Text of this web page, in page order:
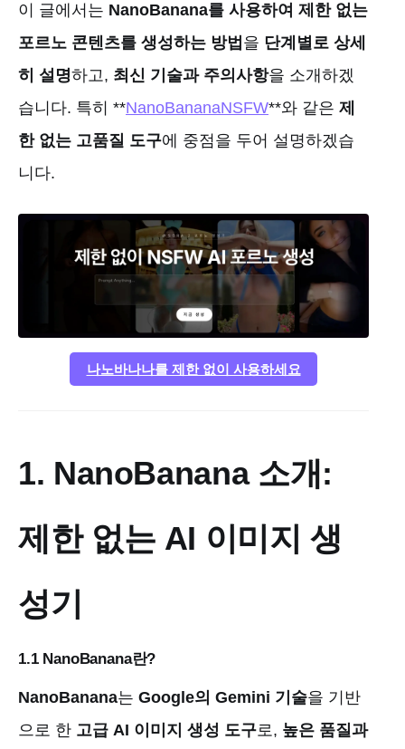
이 글에서는 NanoBanana를 사용하여 제한 없는
포르노 콘텐츠를 생성하는 방법 을 단계별로 상세
히 설명하고, 최신 기술과 주의사항을 소개하겠
습니다. 특히 **NanoBananaNSFW**와 같은 제
한 없는 고품질 도구에 중점을 두어 설명하겠습
니다.
나노바나나를 제한 없이 사용하세요
1. NanoBanana 소개:
제한 없는 AI 이미지 생
성기
1.1 NanoBanana란?
NanoBanana는 Google의 Gemini 기술을 기반
으로 한 고급 AI 이미지 생성 도구로, 높은 품질과